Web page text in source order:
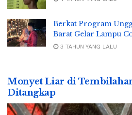
Berkat Program
Barat Gelar Lampu
3 TAHUN YANG LALU
Monyet Liar di
Ditangkap